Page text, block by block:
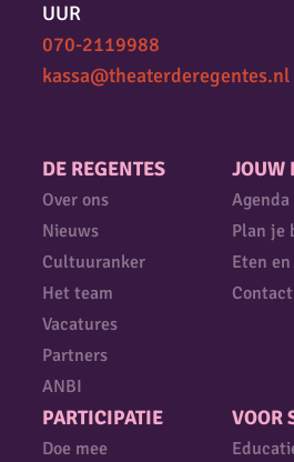
DE REGENTES
Over ons
Nieuws
Cultuuranker
Het team
Vacatures
Partners
ANBI
JOUW
Agenda
Plan je
Eten
Contact
PARTICIPATIE
Doe mee
VOOR
UUR
070-2119988
kassa@theaterderegentes.nl